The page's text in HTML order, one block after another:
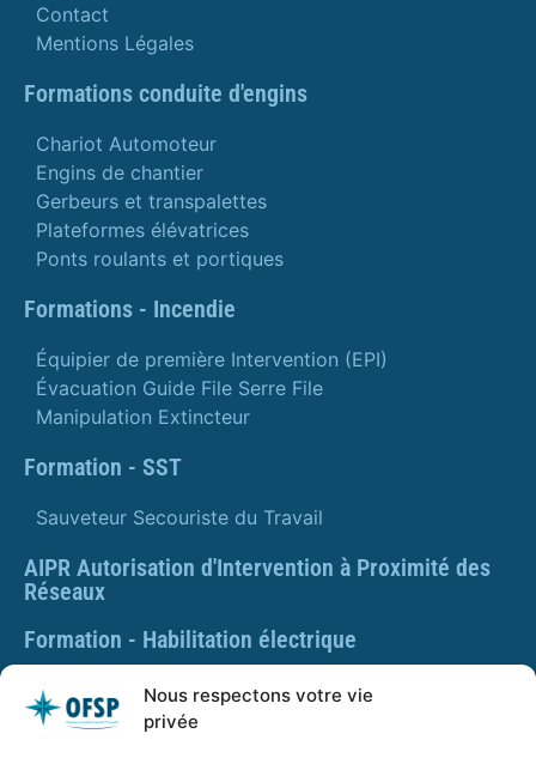
Nous respectons votre vie
privée
Contact
Mentions Légales
Formations conduite d'engins
Chariot Automoteur
Engins de chantier
Gerbeurs et transpalettes
Plateformes élévatrices
Ponts roulants et portiques
Formations - Incendie
Équipier de première Intervention (EPI)
Évacuation Guide File Serre File
Manipulation Extincteur
Formation - SST
Sauveteur Secouriste du Travail
AIPR Autorisation d'Intervention à Proximité des
Réseaux
Formation - Habilitation électrique
Formation - Gestes et postures
Formation Gestes et Postures - Prévention des TMS